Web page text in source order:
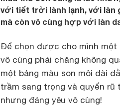
với tiết trời lành lạnh, với làn
mà còn vô cùng hợp với làn
Để chọn được cho mình một
vô cùng phải chăng không
một bảng màu son môi dài
trầm sang trọng và quyến
nhưng đáng yêu vô cùng!